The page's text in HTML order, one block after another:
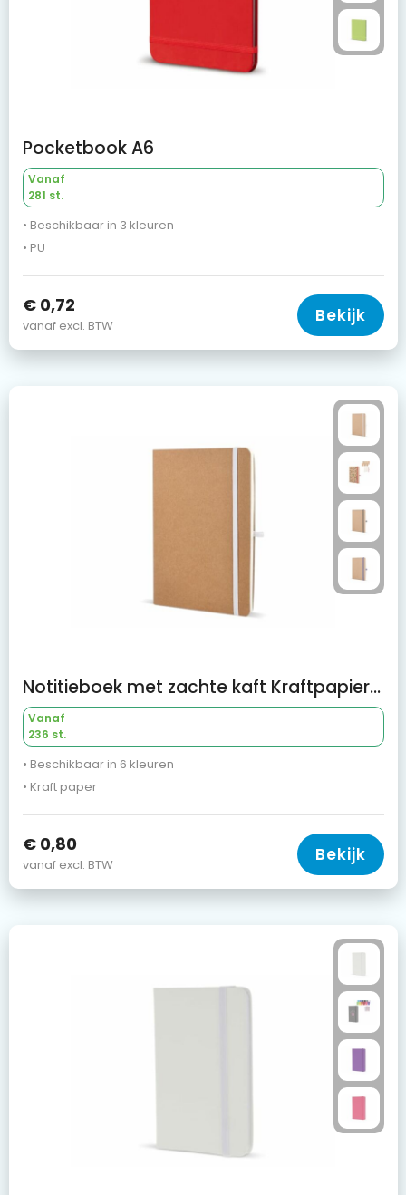
Pocketbook A6
Vanaf
281 st.
• Beschikbaar in 3 kleuren
• PU
€ 0,72
vanaf excl. BTW Bekijk
Notitieboek met zachte kaft Kraftpapier A5
Vanaf
236 st.
• Beschikbaar in 6 kleuren
• Kraft paper
€ 0,80
vanaf excl. BTW Bekijk